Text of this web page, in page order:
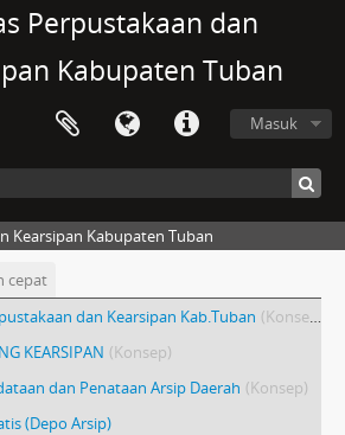
Perpustakaan dan
Kabupaten Tuban
Masuk
Kearsipan Kabupaten Tuban
cepat
dan Kearsipan Kab.Tuban (Konsep)
KEARSIPAN (Konsep)
dan Penataan Arsip Daerah (Konsep)
(Depo Arsip)